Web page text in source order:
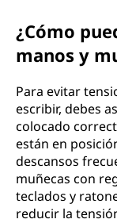
¿Cómo
manos y
Para evitar
escribir, debes
colocado
están en
descansos
muñecas con
teclados y
reducir la